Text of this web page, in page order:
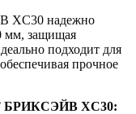
XC30 надежно
мм, защищая
подходит для
прочное
БРИКСЭЙВ XC30: